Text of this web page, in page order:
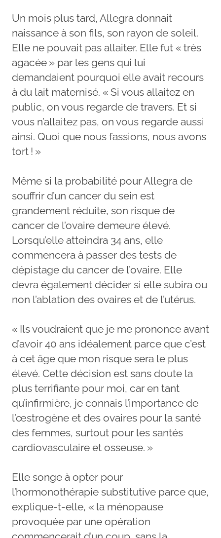
Un mois plus tard, Allegra donnait
naissance à son fils, son rayon de soleil.
Elle ne pouvait pas allaiter. Elle fut « très
agacée » par les gens qui lui
demandaient pourquoi elle avait recours
à du lait maternisé. « Si vous allaitez en
public, on vous regarde de travers. Et si
vous n’allaitez pas, on vous regarde aussi
ainsi. Quoi que nous fassions, nous avons
tort ! »
Même si la probabilité pour Allegra de
souffrir d’un cancer du sein est
grandement réduite, son risque de
cancer de l’ovaire demeure élevé.
Lorsqu’elle atteindra 34 ans, elle
commencera à passer des tests de
dépistage du cancer de l’ovaire. Elle
devra également décider si elle subira ou
non l’ablation des ovaires et de l’utérus.
« Ils voudraient que je me prononce avant
d’avoir 40 ans idéalement parce que c’est
à cet âge que mon risque sera le plus
élevé. Cette décision est sans doute la
plus terrifiante pour moi, car en tant
qu’infirmière, je connais l’importance de
l’œstrogène et des ovaires pour la santé
des femmes, surtout pour les santés
cardiovasculaire et osseuse. »
Elle songe à opter pour
l’hormonothérapie substitutive parce que,
explique-t-elle, « la ménopause
provoquée par une opération